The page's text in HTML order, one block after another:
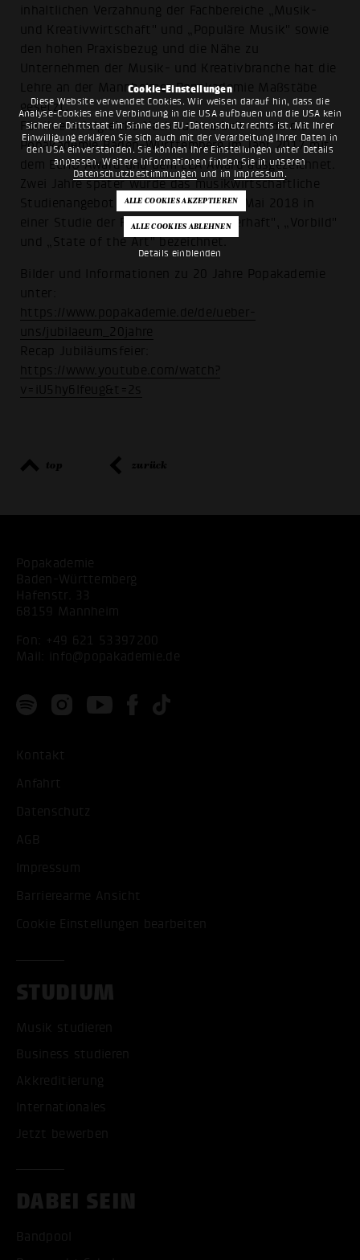
Cookie-Einstellungen
Diese Website verwendet Cookies. Wir weisen darauf hin, dass die
Analyse-Cookies eine Verbindung in die USA aufbauen und die USA kein
sicherer Drittstaat im Sinne des EU-Datenschutzrechts ist. Mit Ihrer
Einwilligung erklären Sie sich auch mit der Verarbeitung Ihrer Daten in
den USA einverstanden. Sie können Ihre Einstellungen unter Details
anpassen. Weitere Informationen finden Sie in unseren
Datenschutzbestimmungen und im Impressum .
Details einblenden
inhaltlichen Verzahnung der Fachbereiche „Musik-
und Kreativwirtschaft" und „Populäre Musik" sowie
den hohen Praxisbezug und die Nähe zu
Unternehmen der Musik- und Kreativbranche hat die
Lehre an der Mannheimer Popakademie Maßstäbe
gesetzt.
Für ihre erfolgreiche Nachwuchsarbeit wurde die
Popakademie Baden-Württemberg im Jahr 2017 mit
dem ECHO Award und dem LEA Award ausgezeichnet.
Zwei Jahre später wurde das musikwirtschaftliche
Studienangebot der Popakademie im Mai 2018 in
einer Studie der FU Berlin als „pionierhaft", „Vorbild"
und „State of the Art" bezeichnet.
Bilder und Informationen zu 20 Jahre Popakademie
unter:
https://www.popakademie.de/de/ueber-
uns/jubilaeum_20jahre
Recap Jubiläumsfeier:
https://www.youtube.com/watch?
v=iU5hy6lfeug&t=2s
top zurück
Popakademie
Baden-Württemberg
Hafenstr. 33
68159 Mannheim
Fon:
+49 621 53397200
Mail:
info@popakademie.de
Kontakt
Anfahrt
Datenschutz
AGB
Impressum
Barrierearme Ansicht
Cookie Einstellungen bearbeiten
STUDIUM
Musik studieren
Business studieren
Akkreditierung
Internationales
Jetzt bewerben
DABEI SEIN
Bandpool